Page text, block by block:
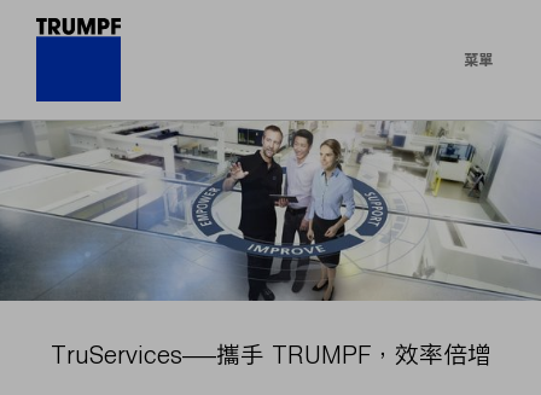
菜單
TruServices——攜手 TRUMPF，效率倍增